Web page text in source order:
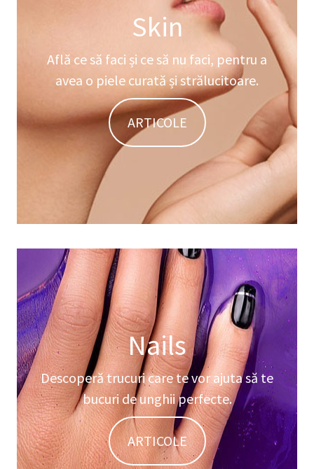
Skin
Află ce să faci și ce să nu faci, pentru a
avea o piele curată și strălucitoare.
ARTICOLE
Nails
Descoperă trucuri care te vor ajuta să te
bucuri de unghii perfecte.
ARTICOLE